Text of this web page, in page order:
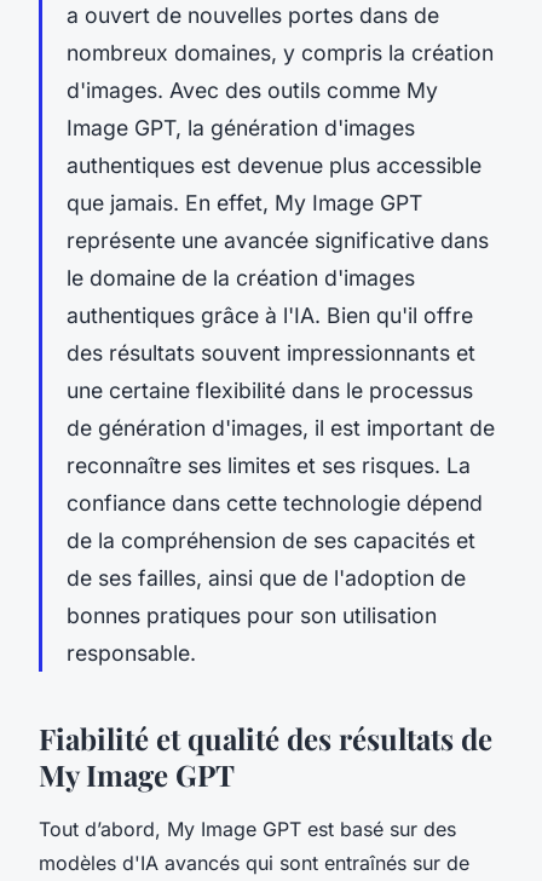
a ouvert de nouvelles portes dans de
nombreux domaines, y compris la création
d'images. Avec des outils comme My
Image GPT, la génération d'images
authentiques est devenue plus accessible
que jamais. En effet, My Image GPT
représente une avancée significative dans
le domaine de la création d'images
authentiques grâce à l'IA. Bien qu'il offre
des résultats souvent impressionnants et
une certaine flexibilité dans le processus
de génération d'images, il est important de
reconnaître ses limites et ses risques. La
confiance dans cette technologie dépend
de la compréhension de ses capacités et
de ses failles, ainsi que de l'adoption de
bonnes pratiques pour son utilisation
responsable.
Fiabilité et qualité des résultats de
My Image GPT
Tout d’abord, My Image GPT est basé sur des
modèles d'IA avancés qui sont entraînés sur de